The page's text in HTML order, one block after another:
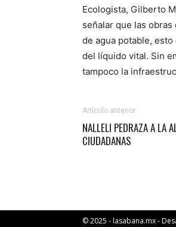
Ecologista, Gilberto
señalar que las
de agua potable,
del líquido vital. Sin
tampoco la
Artículo anterior
NALLELI PEDRAZA A LA
CIUDADANAS
© 2025 - lasabana.mx -